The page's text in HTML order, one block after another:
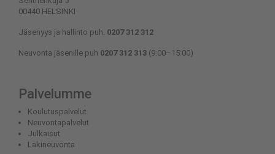
00440 HELSINKI
Jäsenyys ja hallinto puh. 0207 312 312
Neuvonta jäsenille puh 0207 312 313 (9:00–15:00)
Palvelumme
Koulutuspalvelut
Neuvontapalvelut
Julkaisut
Lakineuvonta